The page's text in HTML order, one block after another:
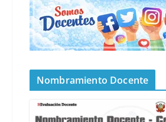
Nombramiento Docente